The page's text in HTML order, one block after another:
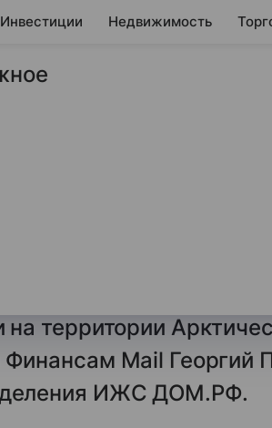
Инвестиции Недвижимость
и
на территории
Mail Георгий
ИЖС ДОМ.РФ.